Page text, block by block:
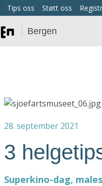
Tips oss Støtt oss
Bergen
28. september 2021
3
Superkino-dag,